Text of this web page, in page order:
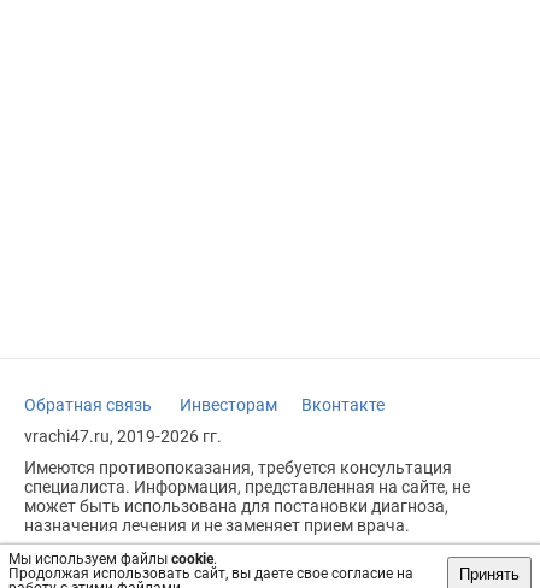
Мы используем файлы cookie.
Продолжая использовать сайт, вы даете свое согласие на
Принять
Обратная связь Инвесторам
Вконтакте
vrachi47.ru, 2019-2026 гг.
Имеются противопоказания, требуется консультация
специалиста. Информация, представленная на сайте, не
может быть использована для постановки диагноза,
назначения лечения и не заменяет прием врача.
Возрастное ограничение: 18+